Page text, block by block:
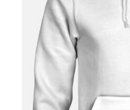
KOSZYK